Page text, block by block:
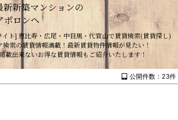
新新築マンションの
ポロンへ
ト] 恵比寿・広尾・中目黒・代官山で賃貸検索(賃貸探し)
索の賃貸情報満載！最新賃貸物件情報が見たい！
出来ないお得な賃貸情報もご紹介いたします！
公開件数：23件